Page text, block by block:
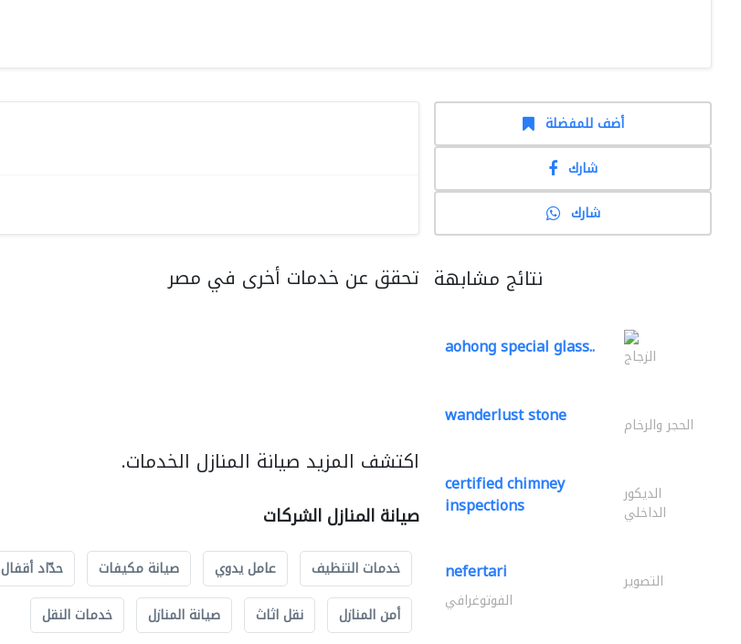
تحقق عن خدمات أخرى في مصر
اكتشف المزيد صيانة المنازل الخدمات.
صيانة المنازل الشركات
خدمات التنظيف عامل يدوي صيانة مكيفات حدّاد أقفال
أمن المنازل
نقل اثاث صيانة المنازل خدمات النقل
أضف للمفضلة
شارك
شارك
نتائج مشابهة
aohong special glass.. الزجاج
wanderlust stone الحجر والرخام
certified chimney
inspections الديكور
الداخلي
nefertari التصوير
الفوتوغرافي